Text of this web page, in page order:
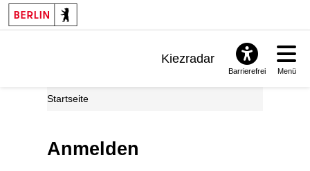
Kiezradar
Barrierefrei Menü
Startseite
Anmelden